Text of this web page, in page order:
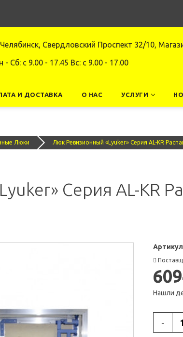
Челябинск, Свердловский Проспект 32/10,
- Сб: c 9.00 - 17.45 Вс: c 9.00 - 17.00
И ДОСТАВКА О НАС УСЛУГИ
Люки Люк Ревизионный «Lyuker» Серия AL-KR
Серия AL-KR
Нашли
-